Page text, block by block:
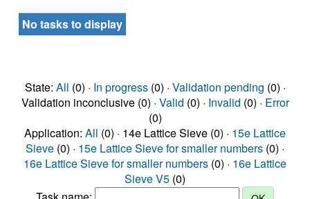
No tasks to display
State: All (0) · In progress(0) · Validation pending (0) ·
Validation inconclusive (0) · Valid (0) · Invalid (0) · Error
(0)
Application: All (0) · 14e Lattice Sieve (0) · 15e Lattice
Sieve (0) · 15e Lattice Sieve for smaller numbers (0) ·
16e Lattice Sieve for smaller numbers (0) · 16e Lattice
Sieve V5 (0)